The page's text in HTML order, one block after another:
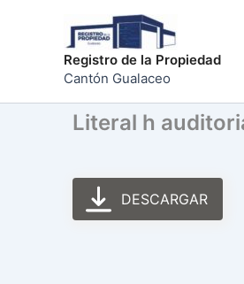
contenidoRegistro de la Propiedad
Cantón Gualaceo
Literal h
DESCARGAR